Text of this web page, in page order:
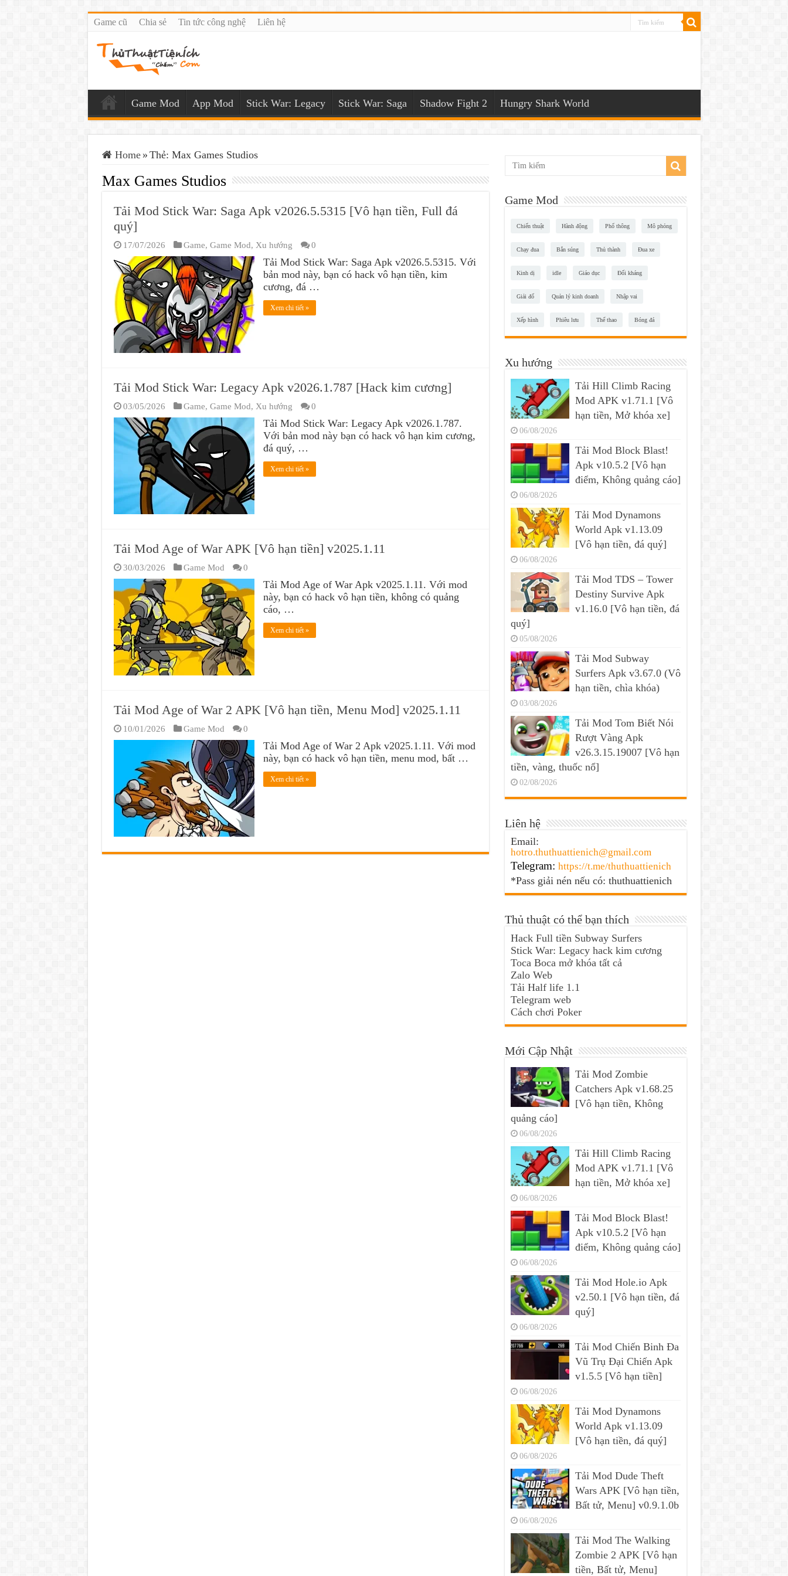
Game cũ Chia sẻ Tin tức công nghệ Liên hệ
Game Mod App Mod Stick War: Legacy Stick War: Saga Shadow Fight 2 Hungry Shark World
Home » Thẻ: Max Games Studios
Max Games Studios
Tải Mod Stick War: Saga Apk v2026.5.5315 [Vô hạn tiền, Full đá
quý]
17/07/2026 Game, Game Mod, Xu hướng 0
Tải Mod Stick War: Saga Apk v2026.5.5315. Với
bản mod này, bạn có hack vô hạn tiền, kim
cương, đá …
Xem chi tiết »
Tải Mod Stick War: Legacy Apk v2026.1.787 [Hack kim cương]
03/05/2026 Game, Game Mod, Xu hướng 0
Tải Mod Stick War: Legacy Apk v2026.1.787.
Với bản mod này bạn có hack vô hạn kim cương,
đá quý, …
Xem chi tiết »
Tải Mod Age of War APK [Vô hạn tiền] v2025.1.11
30/03/2026 Game Mod 0
Tải Mod Age of War Apk v2025.1.11. Với mod
này, bạn có hack vô hạn tiền, không có quảng
cáo, …
Xem chi tiết »
Tải Mod Age of War 2 APK [Vô hạn tiền, Menu Mod] v2025.1.11
10/01/2026 Game Mod 0
Tải Mod Age of War 2 Apk v2025.1.11. Với mod
này, bạn có hack vô hạn tiền, menu mod, bất …
Xem chi tiết »
Game Mod
Chiến thuật Hành động Phổ thông Mô phỏng
Chạy đua Bắn súng Thủ thành Đua xe
Kinh dị idle Giáo dục Đối kháng
Giải đố Quản lý kinh doanh Nhập vai
Xếp hình Phiêu lưu Thể thao Bóng đá
Xu hướng
Tải Hill Climb Racing
Mod APK v1.71.1 [Vô
hạn tiền, Mở khóa xe]
06/08/2026
Tải Mod Block Blast!
Apk v10.5.2 [Vô hạn
điểm, Không quảng cáo]
06/08/2026
Tải Mod Dynamons
World Apk v1.13.09
[Vô hạn tiền, đá quý]
06/08/2026
Tải Mod TDS – Tower
Destiny Survive Apk
v1.16.0 [Vô hạn tiền, đá
quý]
05/08/2026
Tải Mod Subway
Surfers Apk v3.67.0 (Vô
hạn tiền, chìa khóa)
03/08/2026
Tải Mod Tom Biết Nói
Rượt Vàng Apk
v26.3.15.19007 [Vô hạn
tiền, vàng, thuốc nổ]
02/08/2026
Liên hệ
Email:
hotro.thuthuattienich@gmail.com
Telegram: https://t.me/thuthuattienich
*Pass giải nén nếu có: thuthuattienich
Thủ thuật có thể bạn thích
Hack Full tiền Subway Surfers
Stick War: Legacy hack kim cương
Toca Boca mở khóa tất cả
Zalo Web
Tải Half life 1.1
Telegram web
Cách chơi Poker
Mới Cập Nhật
Tải Mod Zombie
Catchers Apk v1.68.25
[Vô hạn tiền, Không
quảng cáo]
06/08/2026
Tải Hill Climb Racing
Mod APK v1.71.1 [Vô
hạn tiền, Mở khóa xe]
06/08/2026
Tải Mod Block Blast!
Apk v10.5.2 [Vô hạn
điểm, Không quảng cáo]
06/08/2026
Tải Mod Hole.io Apk
v2.50.1 [Vô hạn tiền, đá
quý]
06/08/2026
Tải Mod Chiến Binh Đa
Vũ Trụ Đại Chiến Apk
v1.5.5 [Vô hạn tiền]
06/08/2026
Tải Mod Dynamons
World Apk v1.13.09
[Vô hạn tiền, đá quý]
06/08/2026
Tải Mod Dude Theft
Wars APK [Vô hạn tiền,
Bất tử, Menu] v0.9.1.0b
06/08/2026
Tải Mod The Walking
Zombie 2 APK [Vô hạn
tiền, Bất tử, Menu]